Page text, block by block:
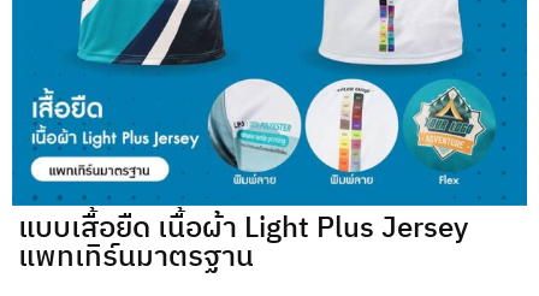
แบบเสื้อยืด เนื้อผ้า Light Plus Jersey
แพทเทิร์นมาตรฐาน